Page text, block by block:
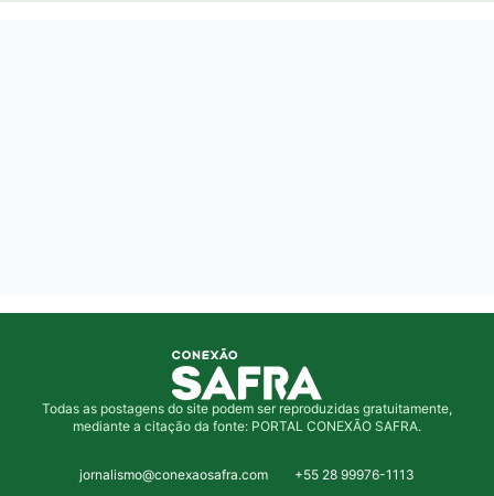
Todas as postagens do site podem ser reproduzidas gratuitamente,
mediante a citação da fonte: PORTAL CONEXÃO SAFRA.
jornalismo@conexaosafra.com +55 28 99976-1113